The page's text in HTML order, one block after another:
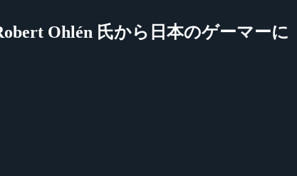
Ohlén 氏から日本のゲーマーに